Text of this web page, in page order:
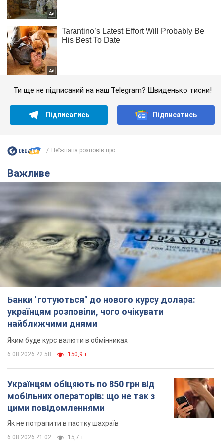
Ти ще не підписаний на наш Telegram? Швиденько тисни!
Підписатись Підписатись
Неїжпапа розповів про...
Важливе
Банки "готуються" до нового курсу долара:
українцям розповіли, чого очікувати
найближчими днями
Яким буде курс валюти в обмінниках
6.08.2026 22:58 150,9 т.
Українцям обіцяють по 850 грн від
мобільних операторів: що не так з
цими повідомленнями
Як не потрапити в пастку шахраїв
6.08.2026 21:02 15,7 т.